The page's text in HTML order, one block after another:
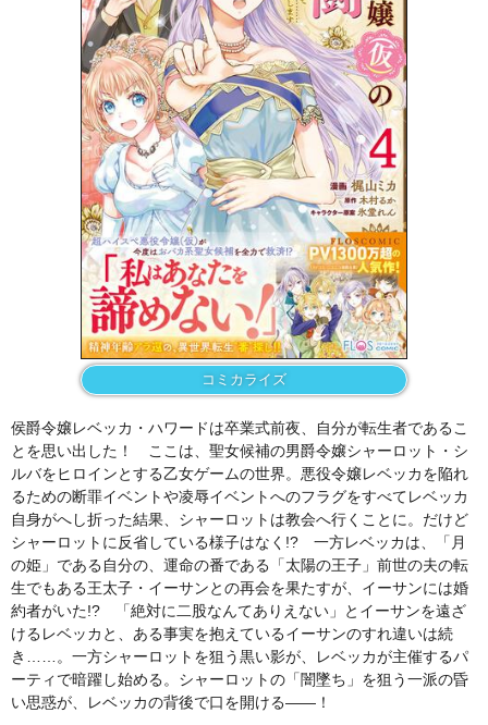
コミカライズ
侯爵令嬢レベッカ・ハワードは卒業式前夜、自分が転生者であるこ
とを思い出した！ ここは、聖女候補の男爵令嬢シャーロット・シ
ルバをヒロインとする乙女ゲームの世界。悪役令嬢レベッカを陥れ
るための断罪イベントや凌辱イベントへのフラグをすべてレベッカ
自身がへし折った結果、シャーロットは教会へ行くことに。だけど
シャーロットに反省している様子はなく!? 一方レベッカは、「月
の姫」である自分の、運命の番である「太陽の王子」前世の夫の転
生でもある王太子・イーサンとの再会を果たすが、イーサンには婚
約者がいた!? 「絶対に二股なんてありえない」とイーサンを遠ざ
けるレベッカと、ある事実を抱えているイーサンのすれ違いは続
き……。一方シャーロットを狙う黒い影が、レベッカが主催するパ
ーティで暗躍し始める。シャーロットの「闇墜ち」を狙う一派の昏
い思惑が、レベッカの背後で口を開ける――！